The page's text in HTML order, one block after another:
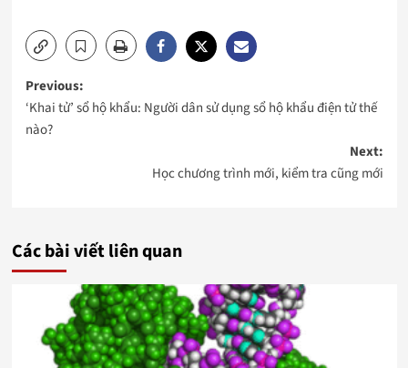
Post
navigation
Previous:
‘Khai tử’ sổ hộ khẩu: Người dân sử dụng sổ hộ khẩu điện tử thế
nào?
Next:
Học chương trình mới, kiểm tra cũng mới
Các bài viết liên quan